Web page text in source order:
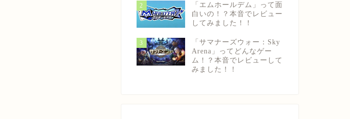
2
「エムホールデム」って面
白いの！？本音でレビュー
してみました！！
3
「サマナーズウォー：Sky
Arena」ってどんなゲー
ム！？本音でレビューして
みました！！